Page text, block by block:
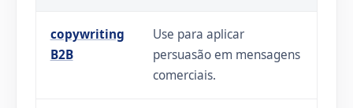
copywriting
B2B
Use para aplicar
persuasão em mensagens
comerciais.